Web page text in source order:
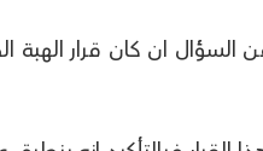
ان كان قرار الهبة